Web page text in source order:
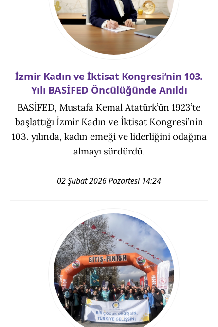
İzmir Kadın ve İktisat Kongresi’nin 103.
Yılı BASİFED Öncülüğünde Anıldı
BASİFED, Mustafa Kemal Atatürk’ün 1923’te
başlattığı İzmir Kadın ve İktisat Kongresi’nin
103. yılında, kadın emeği ve liderliğini odağına
almayı sürdürdü.
02 Şubat 2026 Pazartesi 14:24